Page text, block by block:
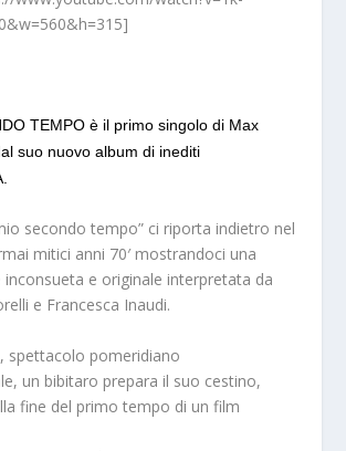
TEMPO è il primo singolo di Max
suo nuovo album di inediti
secondo tempo” ci riporta indietro nel
mitici anni 70′ mostrandoci una
inconsueta e originale interpretata da
e Francesca Inaudi.
spettacolo pomeridiano
un bibitaro prepara il suo cestino,
fine del primo tempo di un film